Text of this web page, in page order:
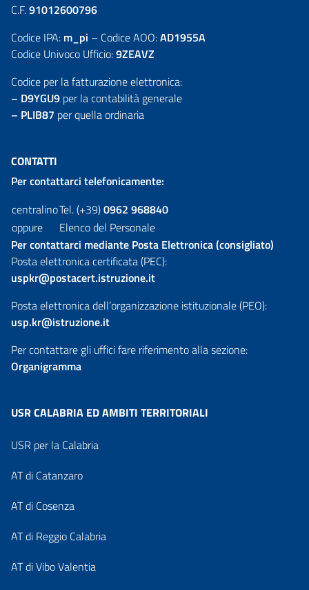
C.F.91012600796
Codice IPA: m_pi – Codice AOO:AD1955A
Codice Univoco Ufficio:9ZEAVZ
Codice per la fatturazione elettronica:
– D9YGU9 per la contabilità generale
– PLIB87 per quella ordinaria
CONTATTI
Per contattarci telefonicamente:
centralinoTel. (+39)0962 968840
oppure
Elenco del Personale
Per contattarci mediante Posta Elettronica (consigliato)
Posta elettronica certificata (PEC):
uspkr@postacert.istruzione.it
Posta elettronica dell’organizzazione istituzionale (PEO):
usp.kr@istruzione.it
Per contattare gli uffici fare riferimento alla sezione:
Organigramma
USR CALABRIA ED AMBITI TERRITORIALI
USR per la Calabria
AT di Catanzaro
AT di Cosenza
AT di Reggio Calabria
AT di Vibo Valentia